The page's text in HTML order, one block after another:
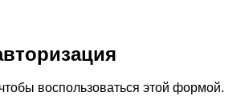
воспользоваться этой формой.